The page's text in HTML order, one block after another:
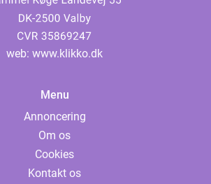
web: www.klikko.dk
Menu
Annoncering
Om os
Cookies
Kontakt os